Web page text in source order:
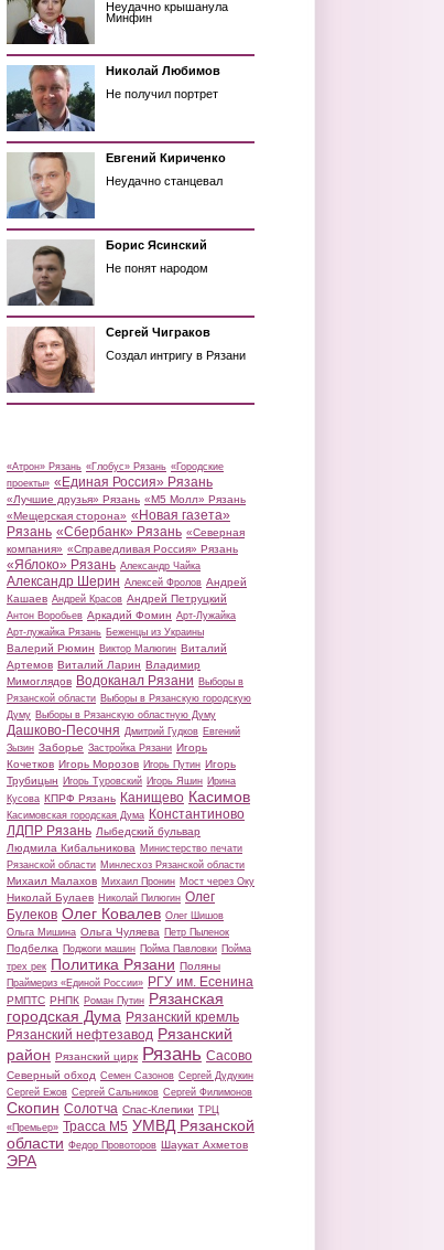
Неудачно крышанула
Минфин
Николай Любимов
Не получил портрет
Евгений Кириченко
Неудачно станцевал
Борис Ясинский
Не понят народом
Сергей Чиграков
Создал интригу в Рязани
«Атрон» Рязань «Глобус» Рязань «Городские
проекты» «Единая Россия» Рязань
«Лучшие друзья» Рязань «М5 Молл» Рязань
«Мещерская сторона» «Новая газета»
Рязань «Сбербанк» Рязань «Северная
компания» «Справедливая Россия» Рязань
«Яблоко» Рязань Александр Чайка
Александр Шерин Алексей Фролов Андрей
Кашаев Андрей Красов Андрей Петруцкий
Антон Воробьев Аркадий Фомин Арт-Лужайка
Арт-лужайка Рязань Беженцы из Украины
Валерий Рюмин Виктор Малюгин Виталий
Артемов Виталий Ларин Владимир
Мимоглядов Водоканал Рязани Выборы в
Рязанской области Выборы в Рязанскую городскую
Думу Выборы в Рязанскую областную Думу
Дашково-Песочня Дмитрий Гудков Евгений
Зызин Заборье Застройка Рязани Игорь
Кочетков Игорь Морозов Игорь Путин Игорь
Трубицын Игорь Туровский Игорь Яшин Ирина
Кусова КПРФ Рязань Канищево Касимов
Касимовская городская Дума Константиново
ЛДПР Рязань Лыбедский бульвар
Людмила Кибальникова Министерство печати
Рязанской области Минлесхоз Рязанской области
Михаил Малахов Михаил Пронин Мост через Оку
Николай Булаев Николай Пилюгин Олег
Булеков Олег Ковалев Олег Шишов
Ольга Мишина Ольга Чуляева Петр Пыленок
Подбелка Поджоги машин Пойма Павловки Пойма
трех рек Политика Рязани Поляны
Праймериз «Единой России» РГУ им. Есенина
РМПТС РНПК Роман Путин Рязанская
городская Дума Рязанский кремль
Рязанский нефтезавод Рязанский
район Рязанский цирк Рязань Сасово
Северный обход Семен Сазонов Сергей Дудукин
Сергей Ежов Сергей Сальников Сергей Филимонов
Скопин Солотча Спас-Клепики ТРЦ
«Премьер» Трасса М5 УМВД Рязанской
области Федор Провоторов Шаукат Ахметов
ЭРА